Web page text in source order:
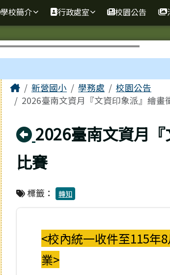
學校簡介 行政處室 校園公告
主內容區域
Home新營國小 學務處
校園公告
2026臺南文資月『文資印象派』繪畫
回上頁
2026臺南文資月
比賽
標籤： 轉知
<校內統一收件至115年
業>